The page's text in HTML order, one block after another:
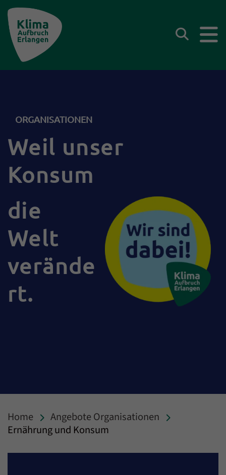
Suchen
ORGANISATIONEN
Weil unser
Konsum
die
Welt
verände
rt.
Home
Angebote Organisationen
Ernährung und Konsum